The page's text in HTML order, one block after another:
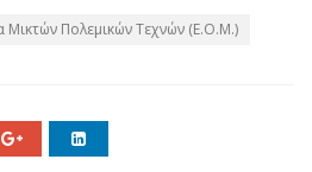
Μικτών Πολεμικών Τεχνών (Ε.Ο.Μ.)